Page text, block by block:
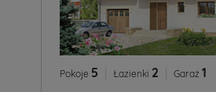
Pokoje 5 Łazienki 2 Garaż 1